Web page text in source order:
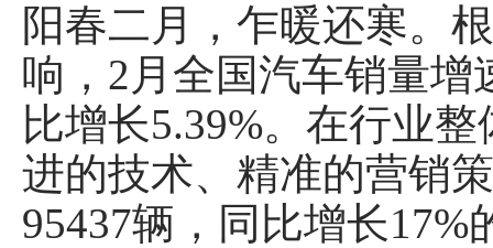
阳春二月，乍暖还寒。
响，2月全国汽车销量增
比增长5.39%。在行业
进的技术、精准的营销
95437辆，同比增长